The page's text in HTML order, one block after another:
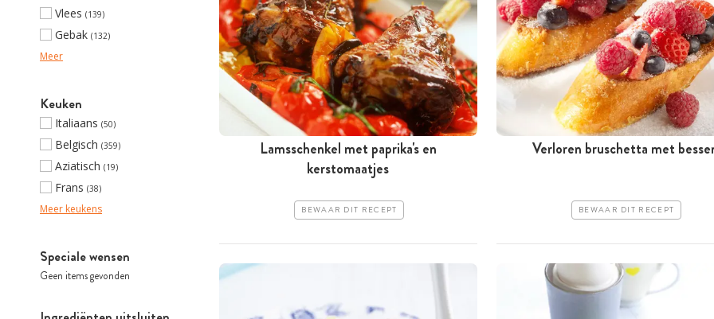
Vlees (139)
Gebak (132)
Meer
Keuken
Italiaans (50)
Belgisch (359)
Aziatisch (19)
Frans (38)
Meer keukens
Speciale wensen
Geen items gevonden
Lamsschenkel met paprika's en
kerstomaatjes
BEWAAR DIT RECEPT
Verloren bruschetta met
BEWAAR DIT RECEPT